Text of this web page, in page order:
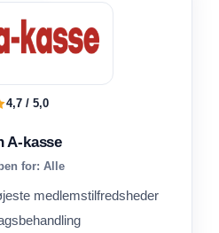
4,7 / 5,0
A-kasse
for: Alle
medlemstilfredsheder